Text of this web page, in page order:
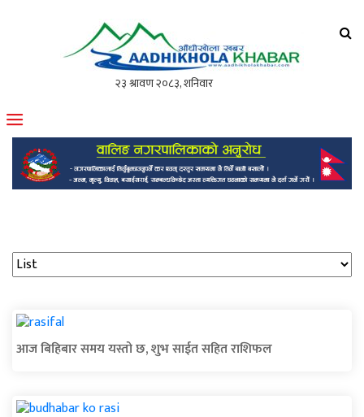
मोफसलकै लोकप्रिय अनलाइन पत्रिका
आज बिहिबार समय यस्तो छ, शुभ साईत सहित राशिफल